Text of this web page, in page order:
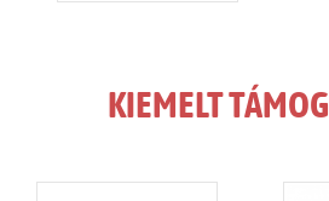
KIEMELT